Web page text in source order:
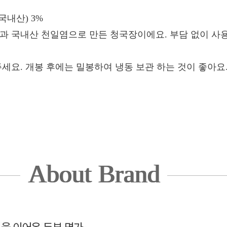
내산) 3%
국내산 천일염으로 만든 청국장이에요. 부담 없이 사
요. 개봉 후에는 밀봉하여 냉동 보관 하는 것이 좋아요.
About Brand